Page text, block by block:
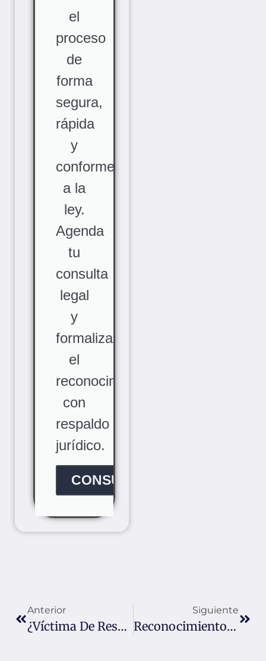
el
proceso
de
forma
segura,
rápida
y
conforme
a la
ley.
Agenda
tu
consulta
legal
y
formaliza
el
reconocimiento
con
respaldo
jurídico.
CONSÚLTANOS
Anterior
¿Víctima De Responsabilidad Médica Del Estado?
Siguiente
Reconocimiento De Madre Cabeza De Familia Para La Detención Domiciliaria En Colombia